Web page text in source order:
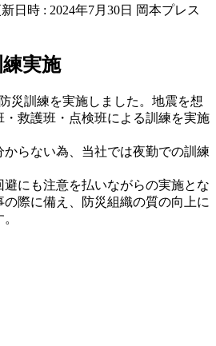
日時 : 2024年7月30日 岡本プレス
練実施
災訓練を実施しました。地震を想
救護班・点検班による訓練を実施
らない為、当社では夜勤での訓練
避にも注意を払いながらの実施とな
の際に備え、防災組織の質の向上に